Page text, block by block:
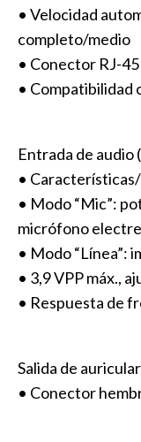
• Velocidad
completo/medio
• Conector RJ-
• Compatibilidad
Entrada de audio
•
• Modo “Mic”:
micrófono
• Modo “Línea”:
• 3,9 VPP máx.,
• Respuesta de
Salida de
• Conector